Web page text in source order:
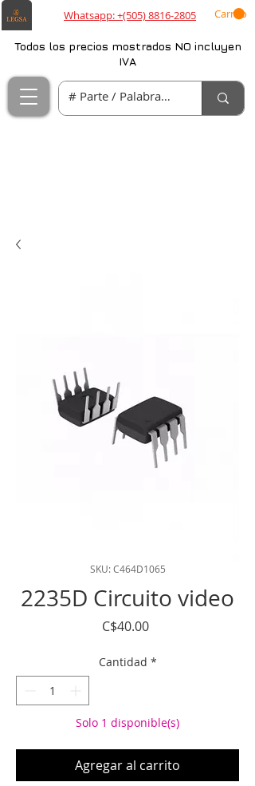
Whatsapp: +(505) 8816-2805 Carrito
Todos los precios mostrados NO incluyen
IVA
SKU: C464D1065
2235D Circuito video
C$40.00Precio
Cantidad *
Solo 1 disponible(s)
Agregar al carrito